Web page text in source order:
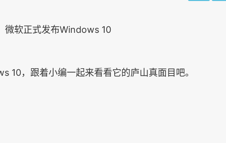
微软正式发布Windows 10
，跟着小编一起来看看它的庐山真面目吧。